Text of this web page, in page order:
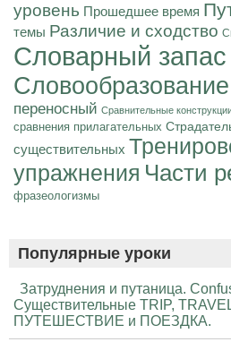
уровень Прошедшее время
темы Различие и сходство
Словарный запас
Словообразование
переносный Сравнительные
сравнения прилагательных
существительных
упражнения Части
фразеологизмы
Популярные уроки
Затруднения и путаница.
Существительные TRIP,
ПУТЕШЕСТВИЕ и ПОЕЗДКА.